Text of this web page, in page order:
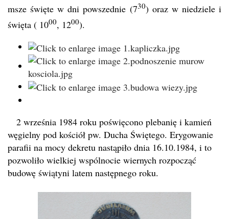
msze święte w dni powszednie (730) oraz w niedziele i
święta ( 1000, 1200).
2 września 1984 roku poświęcono plebanię i kamień
węgielny pod kościół pw. Ducha Świętego. Erygowanie
parafii na mocy dekretu nastąpiło dnia 16.10.1984, i to
pozwoliło wielkiej wspólnocie wiernych rozpocząć
budowę świątyni latem następnego roku.